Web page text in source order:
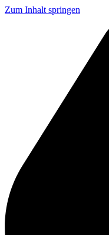
Zum Inhalt springen